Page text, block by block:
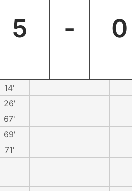
5 - 0
14'
26'
67'
69'
71'